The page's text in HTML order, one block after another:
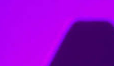
28 de marzo de 2022,
En el primer